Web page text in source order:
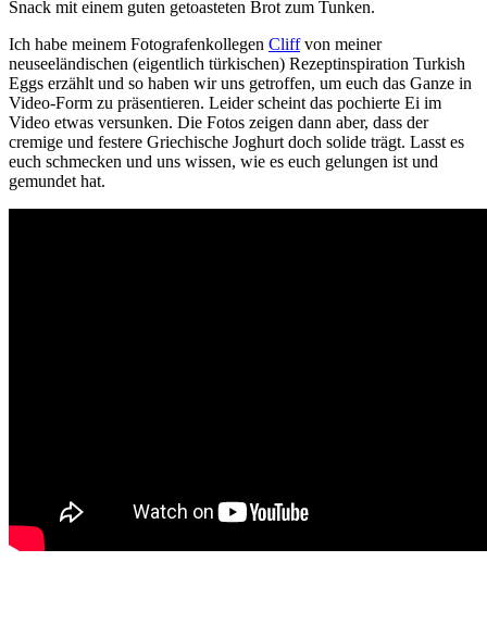
Snack mit einem guten getoasteten Brot zum Tunken.
Ich habe meinem Fotografenkollegen Cliffvon meiner
neuseeländischen (eigentlich türkischen) Rezeptinspiration Turkish
Eggs erzählt und so haben wir uns getroffen, um euch das Ganze in
Video-Form zu präsentieren. Leider scheint das pochierte Ei im
Video etwas versunken. Die Fotos zeigen dann aber, dass der
cremige und festere Griechische Joghurt doch solide trägt. Lasst es
euch schmecken und uns wissen, wie es euch gelungen ist und
gemundet hat.